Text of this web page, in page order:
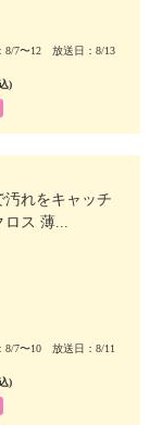
8/7〜12 放送日：8/13
)
汚れをキャッチ
ロス 薄...
8/7〜10 放送日：8/11
)